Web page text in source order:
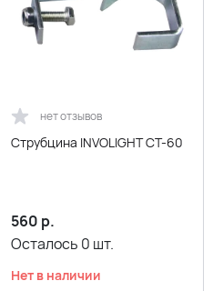
нет отзывов
Струбцина INVOLIGHT CT-60
560 р.
Осталось 0 шт.
Нет в наличии